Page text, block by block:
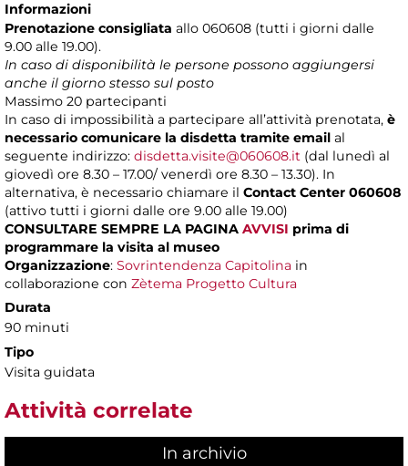
Informazioni
Prenotazione consigliata allo 060608 (tutti i giorni dalle
9.00 alle 19.00).
In caso di disponibilità le persone possono aggiungersi
anche il giorno stesso sul posto
Massimo 20 partecipanti
In caso di impossibilità a partecipare all’attività prenotata, è
necessario comunicare la disdetta tramite email al
seguente indirizzo: disdetta.visite@060608.it (dal lunedì al
giovedì ore 8.30 – 17.00/ venerdì ore 8.30 – 13.30). In
alternativa, è necessario chiamare il Contact Center 060608
(attivo tutti i giorni dalle ore 9.00 alle 19.00)
CONSULTARE SEMPRE LA PAGINA AVVISI prima di
programmare la visita al museo
Organizzazione: Sovrintendenza Capitolina in
collaborazione con Zètema Progetto Cultura
Durata
90 minuti
Tipo
Visita guidata
Attività correlate
In archivio